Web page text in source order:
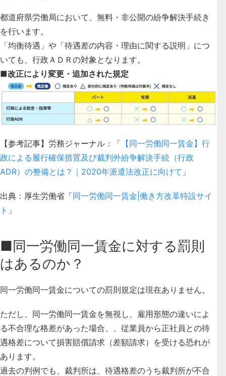
都道府県労働局において、 無料・非公開の紛争解決手続き
を行います。
「均衡待遇」や「待遇差の内容・理由に関する説明」につ
いても、行政ＡＤＲの対象となります。
■改正により変更・追加された規定
【参考記事】労務ジャーナル：「 【同一労働同一賃金】行
政による履行確保措置及び裁判外紛争解決手続（行政
ADR）の整備とは？｜2020年派遣法改正に向けて 」
出典：厚生労働省「同一労働同一賃金|働き方改革特設サイ
ト 」
■同一労働同一賃金に対する罰則
はあるのか？
同一労働同一賃金についての罰則規定は現在ありません。
ただし、同一労働同一賃金を無視し、雇用形態の違いによ
る不合理な格差があった場合、、従業員から正社員との待
遇格差について損害賠償請求（差額請求）を受ける恐れが
あります。
過去の判例でも、裁判所は、待遇格差のうち裁判所が不合